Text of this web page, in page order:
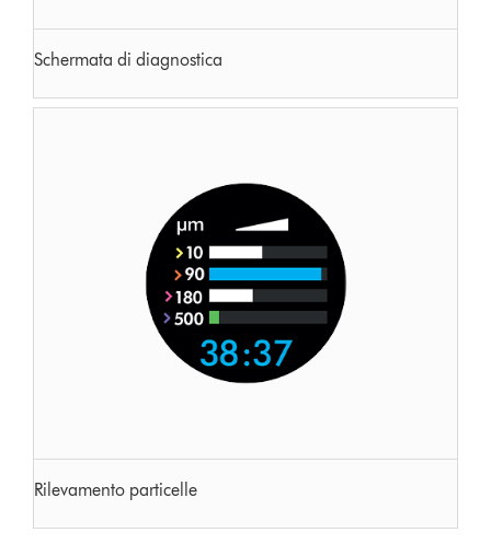
Schermata di diagnostica
Rilevamento particelle